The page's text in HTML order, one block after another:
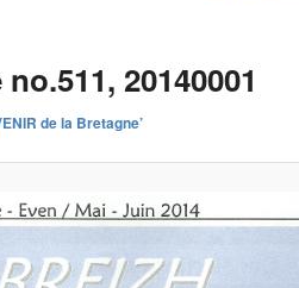
20140001
de la Bretagne’